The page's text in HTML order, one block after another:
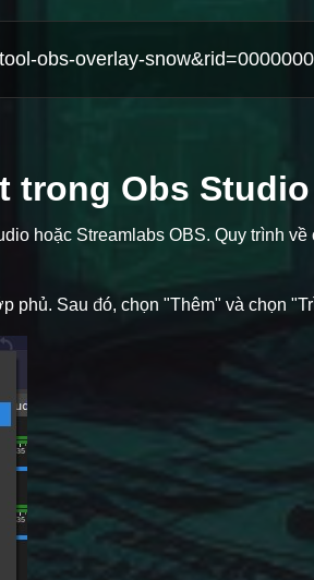
trong Obs Studio
hoặc Streamlabs OBS. Quy trình về
phủ. Sau đó, chọn "Thêm" và chọn